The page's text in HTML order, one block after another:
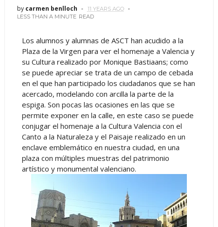
by carmen benlloch
11 YEARS AGO
LESS THAN A MINUTE READ
Los alumnos y alumnas de ASCT han acudido a la
Plaza de la Virgen para ver el homenaje a Valencia y
su Cultura realizado por Monique Bastiaans; como
se puede apreciar se trata de un campo de cebada
en el que han participado los ciudadanos que se han
acercado, modelando con arcilla la parte de la
espiga. Son pocas las ocasiones en las que se
permite exponer en la calle, en este caso se puede
conjugar el homenaje a la Cultura Valencia con el
Canto a la Naturaleza y el Paisaje realizado en un
enclave emblemático en nuestra ciudad, en una
plaza con múltiples muestras del patrimonio
artístico y monumental valenciano.